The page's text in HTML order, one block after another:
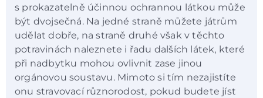
s prokazatelně účinnou ochrannou látkou může
být dvojsečná. Na jedné straně můžete játrům
udělat dobře, na straně druhé však v těchto
potravinách naleznete i řadu dalších látek, které
při nadbytku mohou ovlivnit zase jinou
orgánovou soustavu. Mimoto si tím nezajistíte
onu stravovací různorodost, pokud budete jíst